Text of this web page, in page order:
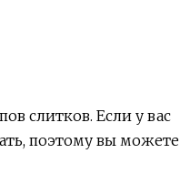
слитков. Если у вас
поэтому вы можете